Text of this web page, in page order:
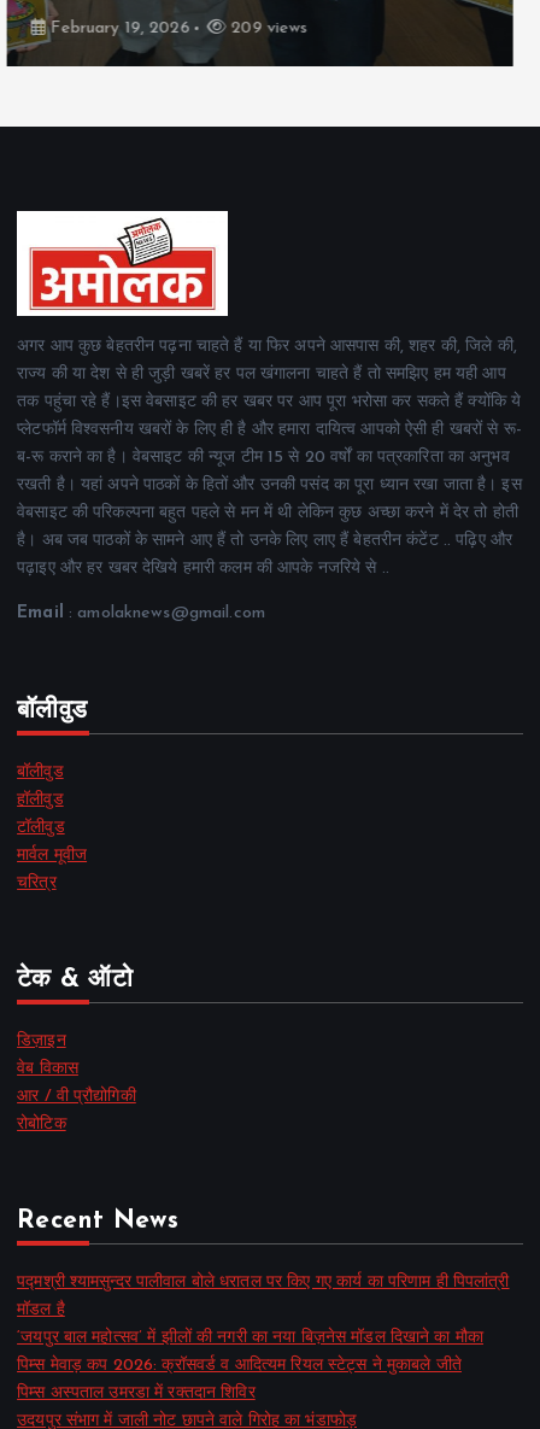
February 19, 2026 161 views
अगर आप कुछ बेहतरीन पढ़ना चाहते हैं या फिर अपने आसपास की, शहर की, जिले की,
राज्य की या देश से ही जुड़ी खबरें हर पल खंगालना चाहते हैं तो समझिए हम यही आप
तक पहुंचा रहे हैं।इस वेबसाइट की हर खबर पर आप पूरा भरोसा कर सकते हैं क्योंकि ये
प्लेटफॉर्म विश्वसनीय खबरों के लिए ही है और हमारा दायित्व आपको ऐसी ही खबरों से रू-
ब-रू कराने का है। वेबसाइट की न्यूज टीम 15 से 20 वर्षों का पत्रकारिता का अनुभव
रखती है। यहां अपने पाठकों के हितों और उनकी पसंद का पूरा ध्यान रखा जाता है। इस
वेबसाइट की परिकल्पना बहुत पहले से मन में थी लेकिन कुछ अच्छा करने में देर तो होती
है। अब जब पाठकों के सामने आए हैं तो उनके लिए लाए हैं बेहतरीन कंटेंट .. पढ़िए और
पढ़ाइए और हर खबर देखिये हमारी कलम की आपके नजरिये से ..
Email : amolaknews@gmail.com
बॉलीवुड
बॉलीवुड
हॉलीवुड
टॉलीवुड
मार्वल मूवीज
चरित्र
टेक & ऑटो
डिज़ाइन
वेब विकास
आर / वी प्रौद्योगिकी
रोबोटिक
Recent News
पद्मश्री श्यामसुन्दर पालीवाल बोले धरातल पर किए गए कार्य का परिणाम ही पिपलांत्री
मॉडल है
‘जयपुर बाल महोत्सव’ में झीलों की नगरी का नया बिज़नेस मॉडल दिखाने का मौका
पिम्स मेवाड़ कप 2026: क्रॉसवर्ड व आदित्यम रियल स्टेट्स ने मुकाबले जीते
पिम्स अस्पताल उमरडा में रक्तदान शिविर
उदयपुर संभाग में जाली नोट छापने वाले गिरोह का भंडाफोड़